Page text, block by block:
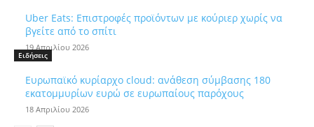
Uber Eats: Επιστροφές προϊόντων με κούριερ χωρίς να
βγείτε από το σπίτι
19 Απριλίου 2026
Ειδήσεις
Ευρωπαϊκό κυρίαρχο cloud: ανάθεση σύμβασης 180
εκατομμυρίων ευρώ σε ευρωπαίους παρόχους
18 Απριλίου 2026